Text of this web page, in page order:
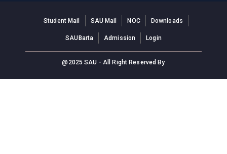
Student Mail SAU Mail NOC Downloads
SAUBarta Admission Login
@2025 SAU - All Right Reserved By